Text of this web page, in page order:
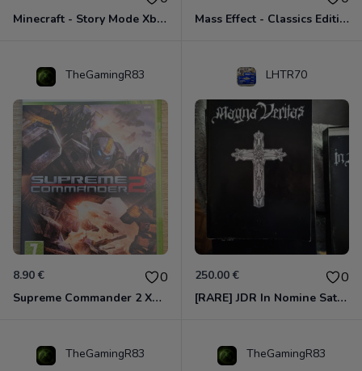
Minecraft - Story Mode Xbox 360 Mass Effect - Classics Edition Xbox 360
TheGamingR83
8.90 € 0
Supreme Commander 2 Xbox 360
LHTR70
250.00 € 0
[RARE] JDR In Nomine Satanis / Magna Veritas – 1ère Édition BOÎTE (DOS BLANC, 1989) - CROC / Siroz
TheGamingR83 TheGamingR83